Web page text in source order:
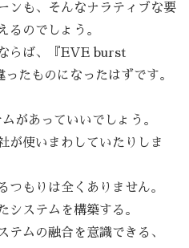
ンも、そんなナラティブな要
るのでしょう。
らば、『EVE burst
たものになったはずです。
があっていいでしょう。
が使いまわしていたりしま
つもりは全くありません。
システムを構築する。
テムの融合を意識できる、